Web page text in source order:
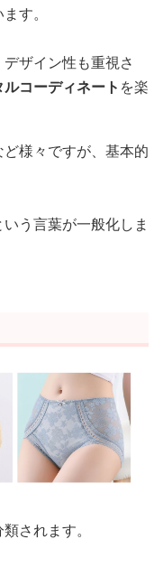
す。
ザイン性も重視さ
ルコーディネート を楽
様々ですが、基本的
う言葉が一般化しま
されます。